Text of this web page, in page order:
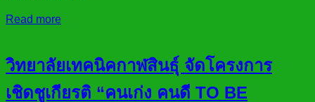
Read more
วิทยาลัยเทคนิคกาฬสินธุ์ จัดโครงการ
เชิดชูเกียรติ “คนเก่ง คนดี TO BE